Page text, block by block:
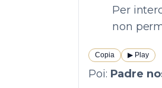
Per
non
Copia ▶︎ Play
Poi: Padre